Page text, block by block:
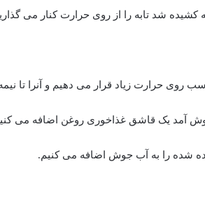
کشیده شد تابه را از روی حرارت کنار می
روی حرارت زیاد قرار می دهیم و آنرا تا
آمد یک قاشق غذاخوری روغن اضافه می
شده را به آب جوش اضافه می کنیم.